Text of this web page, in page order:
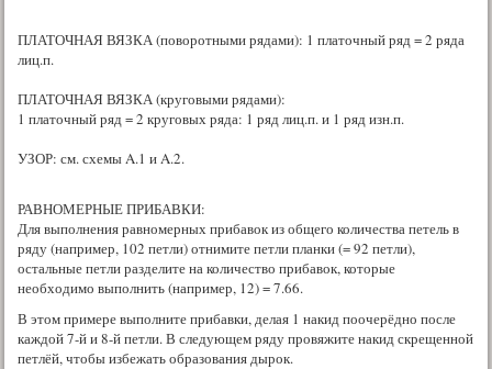
ПЛАТОЧНАЯ ВЯЗКА (поворотными рядами): 1 платочный ряд = 2 ряда
лиц.п.
ПЛАТОЧНАЯ ВЯЗКА (круговыми рядами):
1 платочный ряд = 2 круговых ряда: 1 ряд лиц.п. и 1 ряд изн.п.
УЗОР: см. схемы A.1 и A.2.
РАВНОМЕРНЫЕ ПРИБАВКИ:
Для выполнения равномерных прибавок из общего количества петель в
ряду (например, 102 петли) отнимите петли планки (= 92 петли),
остальные петли разделите на количество прибавок, которые
необходимо выполнить (например, 12) = 7.66.
В этом примере выполните прибавки, делая 1 накид поочерёдно после
каждой 7-й и 8-й петли. В следующем ряду провяжите накид скрещенной
петлёй, чтобы избежать образования дырок.